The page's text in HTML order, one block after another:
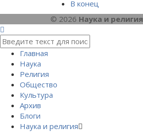
В конец
© 2026 Наука и религия
Главная
Наука
Религия
Общество
Культура
Архив
Блоги
Наука и религия